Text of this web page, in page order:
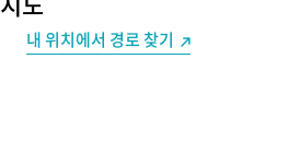
지도
내 위치에서 경로 찾기